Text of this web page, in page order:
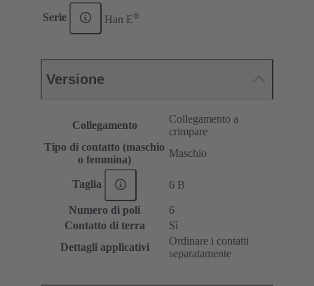
Serie Han E®
Versione
Collegamento
Collegamento a
crimpare
Tipo di contatto (maschio
o femmina)
Maschio
Taglia 6 B
Numero di poli
6
Contatto di terra
Sì
Dettagli applicativi
Ordinare i contatti
separatamente